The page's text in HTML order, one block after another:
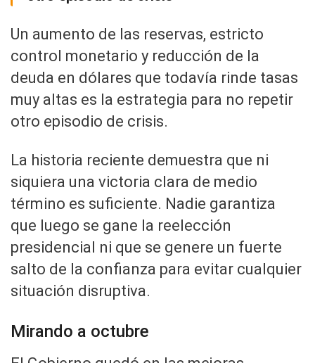
Un aumento de las reservas, estricto
control monetario y reducción de la
deuda en dólares que todavía rinde tasas
muy altas es la estrategia para no repetir
otro episodio de crisis.
La historia reciente demuestra que ni
siquiera una victoria clara de medio
término es suficiente. Nadie garantiza
que luego se gane la reelección
presidencial ni que se genere un fuerte
salto de la confianza para evitar cualquier
situación disruptiva.
Mirando a octubre